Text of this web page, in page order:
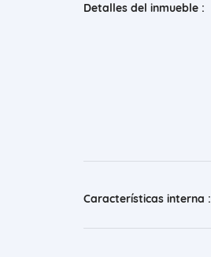
Detalles del inmueble :
Características interna :